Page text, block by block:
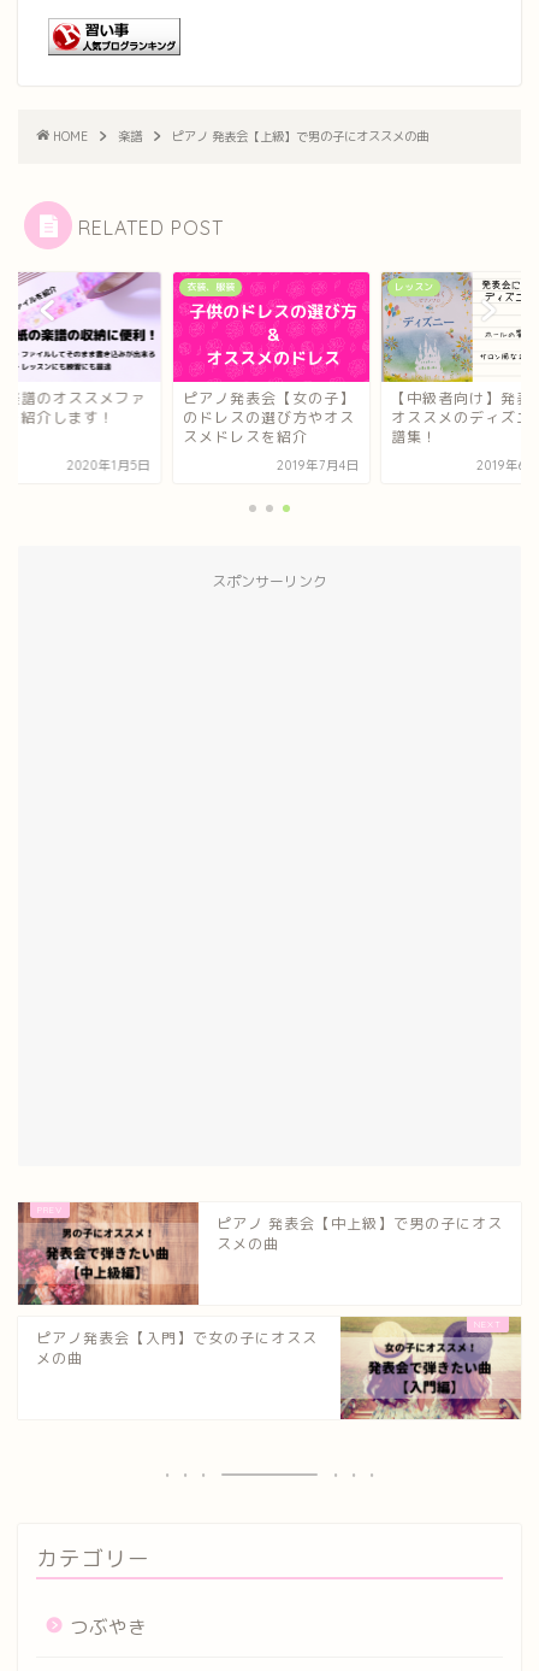
HOME 楽譜 ピアノ 発表会【上級】で男の子にオススメの曲
RELATED POST
楽譜のオススメファ
紹介します！
2020年1月5日
衣装、服装
ピアノ発表会【女の子】
のドレスの選び方やオス
スメドレスを紹介
2019年7月4日
レッスン
【中級者向け】発表
オススメのディズニ
譜集！
2019年6
スポンサーリンク
ピアノ 発表会【中上級】で男の子にオス
スメの曲
ピアノ発表会【入門】で女の子にオスス
メの曲
カテゴリー
つぶやき